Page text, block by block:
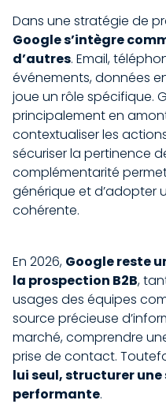
Dans une stratégie de
Google s’intègre
d’autres. Email,
événements, données
joue un rôle spécifique.
principalement en
contextualiser les
sécuriser la pertinence
complémentarité
générique et d’adopter
cohérente.
En 2026, Google reste
la prospection B2B,
usages des équipes
source précieuse
marché, comprendre
prise de contact.
lui seul, structurer
performante.